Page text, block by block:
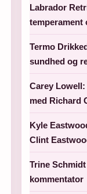
Labrador
temperament
Termo
sundhed og
Carey
med Richard
Kyle
Clint
Trine
kommentator